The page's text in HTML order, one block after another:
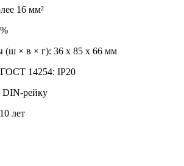
16 мм²
(ш × в × г): 36 х 85 х 66 мм
14254: IP20
DIN-рейку
лет